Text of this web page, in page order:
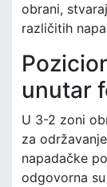
obrani,
različitih
unutar
U 3-2 zoni
za
napadačke
odgovorna